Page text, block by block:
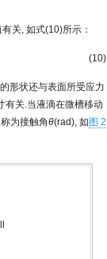
关, 如式(10)所示：
(10)
形状还与表面所受应力
有关.当液滴在微槽移动
为接触角θ(rad), 如 图 2